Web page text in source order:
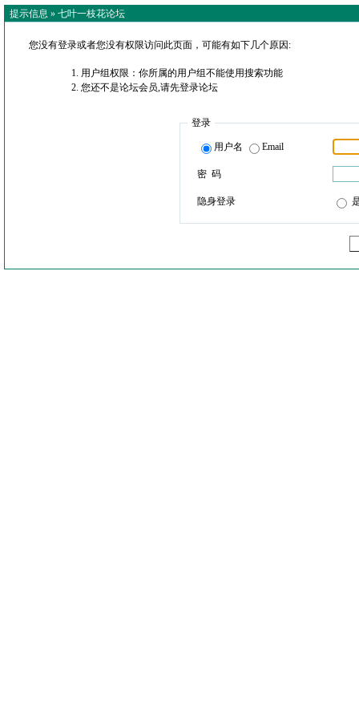
提示信息 » 七叶一枝花论坛
您没有登录或者您没有权限访问此页面，可能有如下几个原因:
用户组权限：你所属的用户组不能使用搜索功能
您还不是论坛会员,请先登录论坛
登录
用户名 Email
密 码
隐身登录